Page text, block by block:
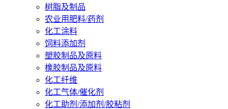
树脂及制品
农业用肥料/药剂
化工涂料
饲料添加剂
塑胶制品及原料
橡胶制品及原料
化工纤维
化工气体/催化剂
化工助剂/添加剂/胶粘剂